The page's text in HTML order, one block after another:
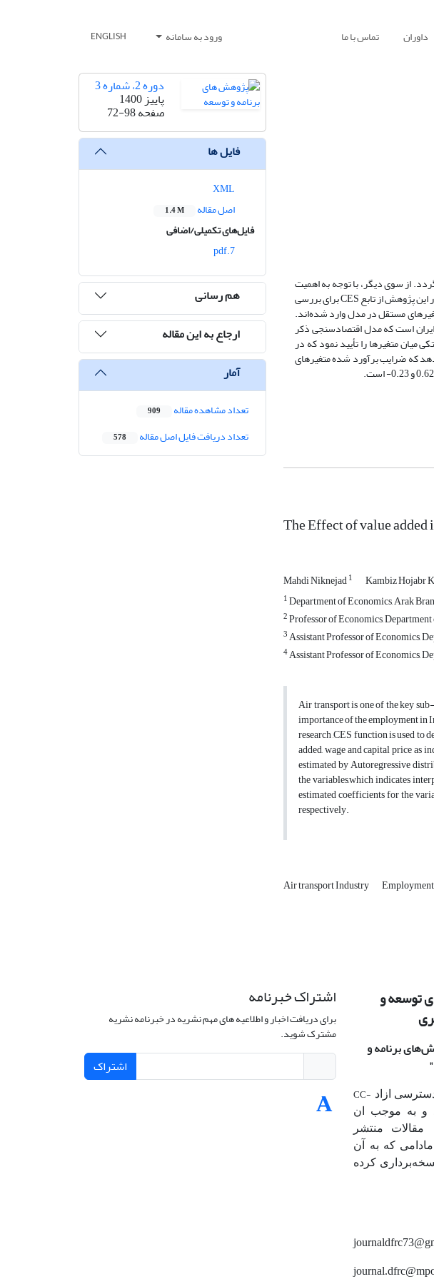
داوران تماس با ما ورود به سامانه ENGLISH
از سوی دیگر، با توجه به اهمیت
موضوع اشتغال در اقتصاد ایران، در این مقاله به بررسی صنعت حمل‌ونقل هوایی بر اشتغال ایران پرداخته شده است. در این پژوهش از تابع CES برای بررسی
مستقل در مدل وارد شده‌اند.
هوایی ایران است که مدل اقتصادسنجی ذکر
میان متغیرها را تأیید نمود که در
که ضرایب برآورد شده متغیرهای
The Effect of value
Mahdi Niknejad1 Kambiz Hojabr
1Department of Economics, Arak
2Professor of Economics,
3Assistant Professor of Economics,
4Assistant Professor of Economics,
Air transport is one of the key
importance of the employment in
research ,CES function is used
added, wage and capital price as
estimated by Autoregressive
the variables,which indicates
estimated coefficients for the
respectively.
Air transport Industry
دوره 2، شماره 3
پاییز 1400
صفحه72-98
فایل ها
اصل مقاله
1.4 M
فایل‌های تکمیلی/اضافی
7.pdf
هم رسانی
ارجاع به این مقاله
آمار
تعداد مشاهده مقاله 909
تعداد دریافت فایل اصل مقاله 578
توسعه و
برنامه و
ازاد CC-
و به موجب ان
مقالات منتشر
که به آن‌
کرده
اشتراک خبرنامه
برای دریافت اخبار و اطلاعیه های مهم نشریه در خبرنامه نشریه
مشترک شوید.
اشتراک